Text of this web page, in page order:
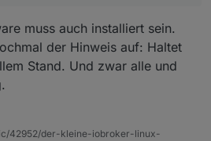
ist diese software ja speziell dazu
zu stehen und dort werden neue
schnell behoben.
muss auch installiert sein.
der Hinweis auf: Haltet
Stand. Und zwar alle und
42952/der-kleine-iobroker-linux-